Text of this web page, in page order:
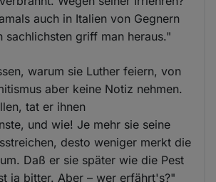
auch in Italien von Gegnern
sachlichsten griff man heraus."
warum sie Luther feiern, von
aber keine Notiz nehmen.
tat er ihnen
und wie! Je mehr sie seine
desto weniger merkt die
Daß er sie später wie die Pest
ja bitter. Aber – wer erfährt's?"